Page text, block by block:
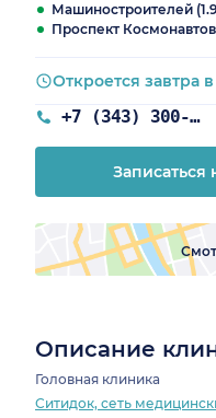
Машиностроителей
Проспект
+7 (343) 300-87-22
Откроется завтра
Записаться
Описание
Головная клиника
Ситидок, сеть